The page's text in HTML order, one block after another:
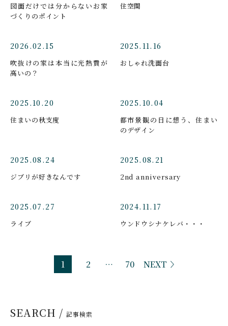
図面だけでは分からないお家
づくりのポイント
住空間
2026.02.15
吹抜けの家は本当に光熱費が
高いの？
2025.11.16
おしゃれ洗面台
2025.10.20
住まいの秋支度
2025.10.04
都市景観の日に想う、住まい
のデザイン
2025.08.24
ジブリが好きなんです
2025.08.21
2nd anniversary
2025.07.27
ライブ
2024.11.17
ウンドウシナケレバ・・・
1 2 … 70 NEXT
SEARCH / 記事検索